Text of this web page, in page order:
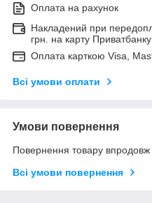
Оплата на рахунок
Накладений при
грн. на карту Приватбанку
Оплата карткою Visa,
Всі умови оплати
Умови повернення
Повернення товару впродовж
Всі умови повернення